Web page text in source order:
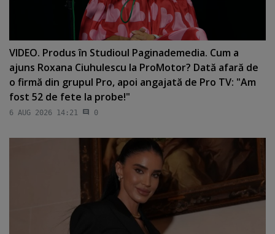
VIDEO. Produs în Studioul Paginademedia. Cum a
ajuns Roxana Ciuhulescu la ProMotor? Dată afară de
o firmă din grupul Pro, apoi angajată de Pro TV: "Am
fost 52 de fete la probe!"
6 AUG 2026 14:21 0